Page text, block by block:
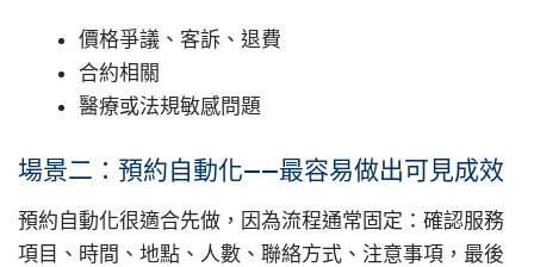
價格爭議、客訴、退費
合約相關
醫療或法規敏感問題
場景二：預約自動化——最容易做出可見成效
預約自動化很適合先做，因為流程通常固定：確認服務
項目、時間、地點、人數、聯絡方式、注意事項，最後